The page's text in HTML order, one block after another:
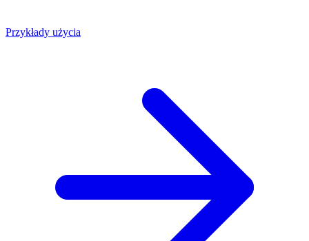
Przykłady użycia